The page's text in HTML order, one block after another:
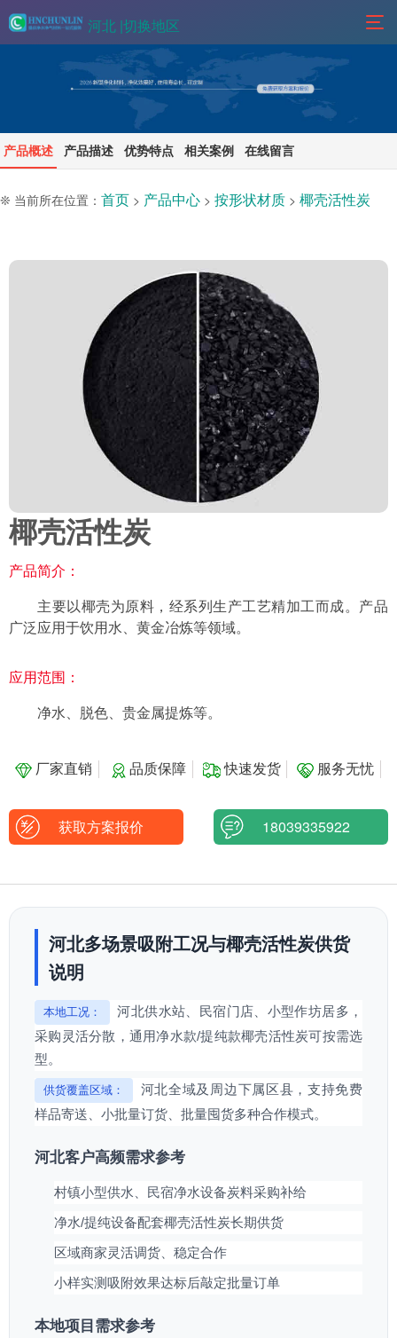
河北 |切换地区
产品概述 产品描述 优势特点 相关案例 在线留言
❊ 当前所在位置： 首页 > 产品中心 > 按形状材质 > 椰壳活性炭
椰壳活性炭
产品简介：
主要以椰壳为原料，经系列生产工艺精加工而成。产品
广泛应用于饮用水、黄金冶炼等领域。
应用范围：
净水、脱色、贵金属提炼等。
厂家直销 品质保障 快速发货 服务无忧
获取方案报价 18039335922
河北多场景吸附工况与椰壳活性炭供货
说明
本地工况：
河北供水站、民宿门店、小型作坊居多，
采购灵活分散，通用净水款/提纯款椰壳活性炭可按需选
型。
供货覆盖区域：
河北全域及周边下属区县，支持免费
样品寄送、小批量订货、批量囤货多种合作模式。
河北客户高频需求参考
村镇小型供水、民宿净水设备炭料采购补给
净水/提纯设备配套椰壳活性炭长期供货
区域商家灵活调货、稳定合作
小样实测吸附效果达标后敲定批量订单
本地项目需求参考